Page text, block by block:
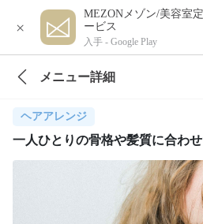
×
MEZONメゾン/美容室
ービス
入手 - Google Play
メニュー詳細
ヘアアレンジ
一人ひとりの骨格や髪質に合わ